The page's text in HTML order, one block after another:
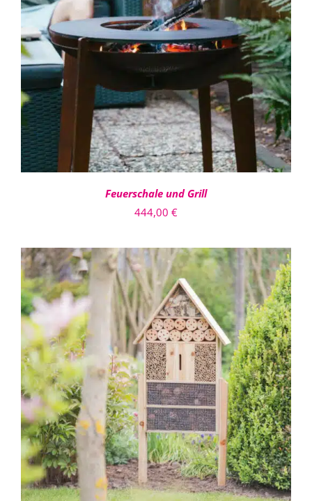
IN DEN WARENKORB
/
DETAILS
Feuerschale und Grill
444,00 €
IN DEN WARENKORB
/
DETAILS